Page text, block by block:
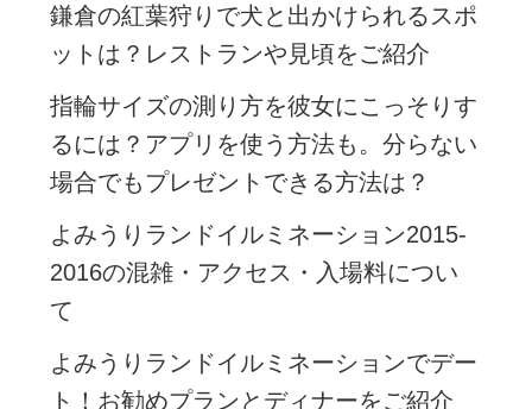
鎌倉の紅葉狩りで犬と出かけられるスポ
ットは？レストランや見頃をご紹介
指輪サイズの測り方を彼女にこっそりす
るには？アプリを使う方法も。分らない
場合でもプレゼントできる方法は？
よみうりランドイルミネーション2015-
2016の混雑・アクセス・入場料につい
て
よみうりランドイルミネーションでデー
ト！お勧めプランとディナーをご紹介